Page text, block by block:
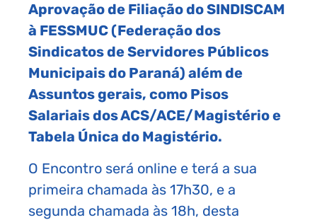
Aprovação de Filiação do SINDISCAM
à FESSMUC (Federação dos
Sindicatos de Servidores Públicos
Municipais do Paraná) além de
Assuntos gerais, como Pisos
Salariais dos ACS/ACE/Magistério e
Tabela Única do Magistério.
O Encontro será online e terá a sua
primeira chamada às 17h30, e a
segunda chamada às 18h, desta